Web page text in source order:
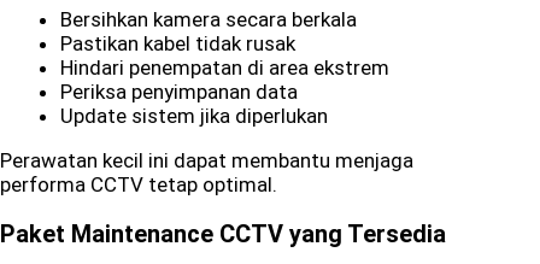
Bersihkan kamera secara berkala
Pastikan kabel tidak rusak
Hindari penempatan di area ekstrem
Periksa penyimpanan data
Update sistem jika diperlukan
Perawatan kecil ini dapat membantu menjaga
performa CCTV tetap optimal.
Paket Maintenance CCTV yang Tersedia